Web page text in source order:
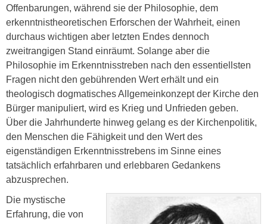
Offenbarungen, während sie der Philosophie, dem
erkenntnistheoretischen Erforschen der Wahrheit, einen
durchaus wichtigen aber letzten Endes dennoch
zweitrangigen Stand einräumt. Solange aber die
Philosophie im Erkenntnisstreben nach den essentiellsten
Fragen nicht den gebührenden Wert erhält und ein
theologisch dogmatisches Allgemeinkonzept der Kirche den
Bürger manipuliert, wird es Krieg und Unfrieden geben.
Über die Jahrhunderte hinweg gelang es der Kirchenpolitik,
den Menschen die Fähigkeit und den Wert des
eigenständigen Erkenntnisstrebens im Sinne eines
tatsächlich erfahrbaren und erlebbaren Gedankens
abzusprechen.
Die mystische
Erfahrung, die von